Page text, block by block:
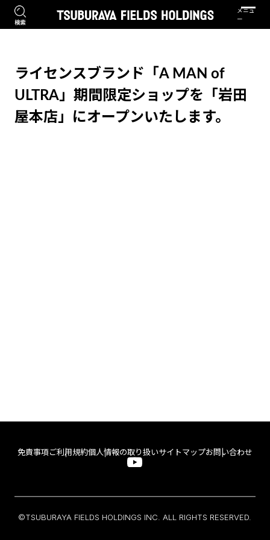
ライセンスブランド「A MAN of
ULTRA」期間限定ショップを「岩田
屋本店」にオープンいたします。
免責事項 ご利用規約個人情報の取り扱いサイトマップお問い合わせ
©TSUBURAYA FIELDS HOLDINGS INC. ALL RIGHTS RESERVED.